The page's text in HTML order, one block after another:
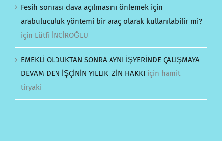
Fesih sonrası dava açılmasını önlemek için
arabuluculuk yöntemi bir araç olarak kullanılabilir mi?
için Lütfi İNCİROĞLU
EMEKLİ OLDUKTAN SONRA AYNI İŞYERİNDE ÇALIŞMAYA
DEVAM DEN İŞÇİNİN YILLIK İZİN HAKKI için hamit
tiryaki